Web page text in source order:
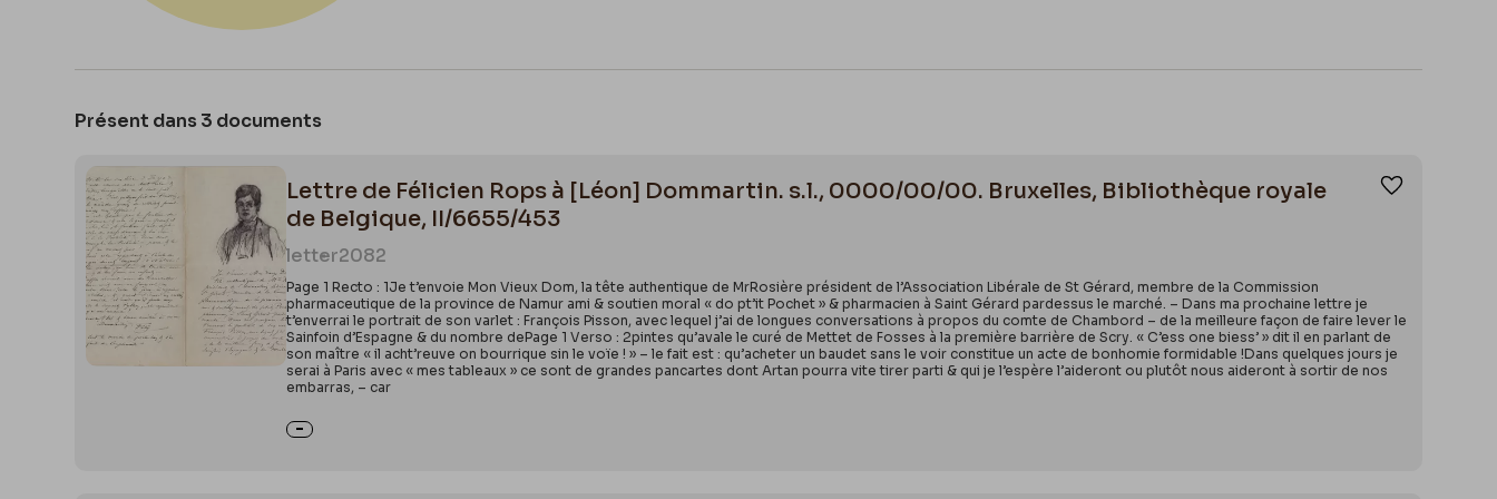
Présent dans 3 documents
Lettre de Félicien Rops à [Léon] Dommartin. s.l., 0000/00/00. Bruxelles, Bibliothèque royale
de Belgique, II/6655/453
letter2082
Page 1 Recto : 1Je t’envoie Mon Vieux Dom, la tête authentique de MrRosière président de l’Association Libérale de St Gérard, membre de la Commission
pharmaceutique de la province de Namur ami & soutien moral « do pt’it Pochet » & pharmacien à Saint Gérard pardessus le marché. – Dans ma prochaine lettre je
t’enverrai le portrait de son varlet : François Pisson, avec lequel j’ai de longues conversations à propos du comte de Chambord – de la meilleure façon de faire lever le
Sainfoin d’Espagne & du nombre dePage 1 Verso : 2pintes qu’avale le curé de Mettet de Fosses à la première barrière de Scry. « C’ess one biess’ » dit il en parlant de
son maître « il acht’reuve on bourrique sin le voïe ! » – le fait est : qu’acheter un baudet sans le voir constitue un acte de bonhomie formidable !Dans quelques jours je
serai à Paris avec « mes tableaux » ce sont de grandes pancartes dont Artan pourra vite tirer parti & qui je l’espère l’aideront ou plutôt nous aideront à sortir de nos
embarras, – car
Ajouter